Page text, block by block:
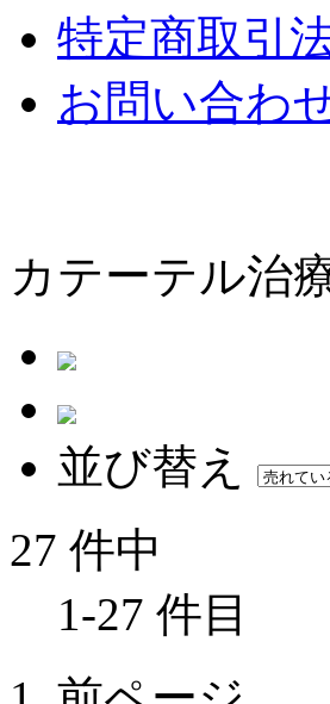
特定商取引
お問い合わ
カテーテル治
並び替え
27 件中
1-27 件目